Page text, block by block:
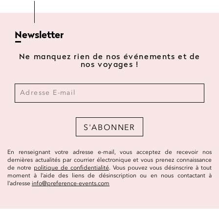
Newsletter
Ne manquez rien de nos événements et de
nos voyages !
S'ABONNER
En renseignant votre adresse e-mail, vous acceptez de recevoir nos
dernières actualités par courrier électronique et vous prenez connaissance
de notre politique de confidentialité. Vous pouvez vous désinscrire à tout
moment à l’aide des liens de désinscription ou en nous contactant à
l’adresse info@preference-events.com